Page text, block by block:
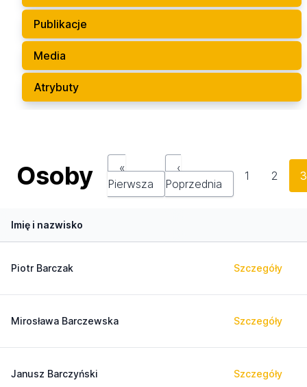
Publikacje
Media
Atrybuty
Osoby
«
Pierwsza
‹
Poprzednia
1 2 3
Imię i nazwisko
Piotr Barczak Szczegóły
Mirosława Barczewska Szczegóły
Janusz Barczyński Szczegóły